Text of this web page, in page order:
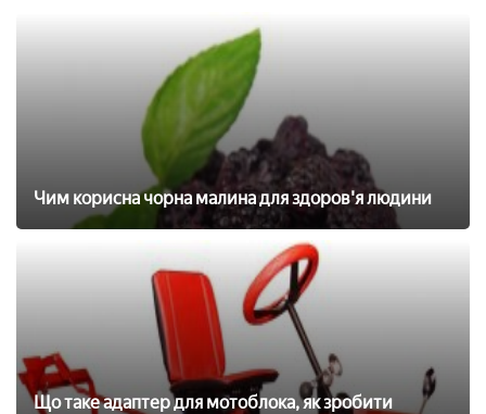
Чим корисна чорна малина для здоров'я людини
Що таке адаптер для мотоблока, як зробити